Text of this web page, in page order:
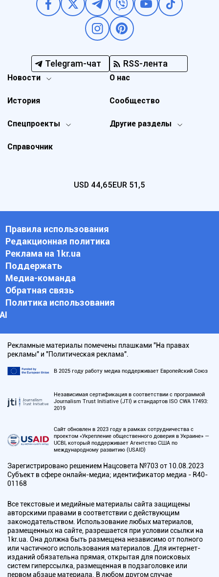
Telegram-чат RSS-лента
Новости
Спецпроекты Другие разделы
История
О нас
Справочник
Сообщество
USD 44,65EUR 51,5
Правила использования
Редакционная политика
Реклама на 1kr.ua
Поддержать
Медиа-команда
Обратная связь
Политика использования
АI
Рекламные материалы помечены плашками "На правах
рекламы" и "Политическая реклама".
В 2025 году работу медиа поддерживает Европейский Союз
Независимая сертификация в соответствии с программой
Journalism Trust Initiative (JTI) и стандартов ISO CWA 17493:
2019
Сайт обновлен в 2023 году в рамках сотрудничества с
проектом «Укрепление общественного доверия в Украине» —
UCBI, который поддерживает Агентство США по
международному развитию (USAID)
Зарегистрировано решением Нацсовета №703 от 10.08.2023
Субъект в сфере онлайн-медиа; идентификатор медиа - R40-
01168
Все текстовые и медийные материалы сайта защищены
авторскими правами в соответствии с действующим
законодательством. Использование любых материалов,
размещенных на сайте, разрешается при условии ссылки на
1kr.ua. Она должна быть размещена независимо от полного
или частичного использования материалов. Для интернет-
изданий обязательна прямая, открытая для поисковых
систем гиперссылка, размещенная в подзаголовке или
первом абзаце материала. В любом другом случае